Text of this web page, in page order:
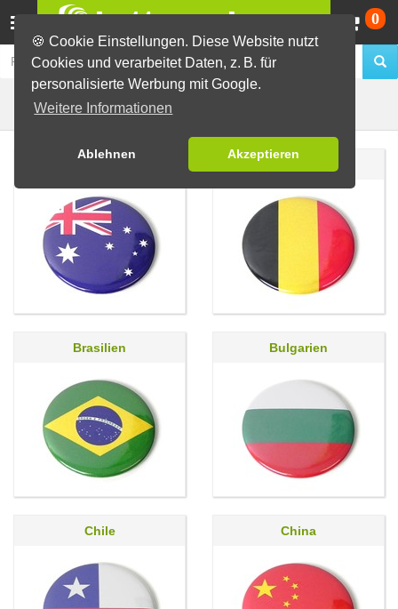
🍪 Cookie Einstellungen. Diese Website nutzt
Cookies und verarbeitet Daten, z. B. für
personalisierte Werbung mit Google.
Weitere Informationen
Ablehnen Akzeptieren
0
Fertig-Sortiment Flaggen
Brasilien Bulgarien
Chile China